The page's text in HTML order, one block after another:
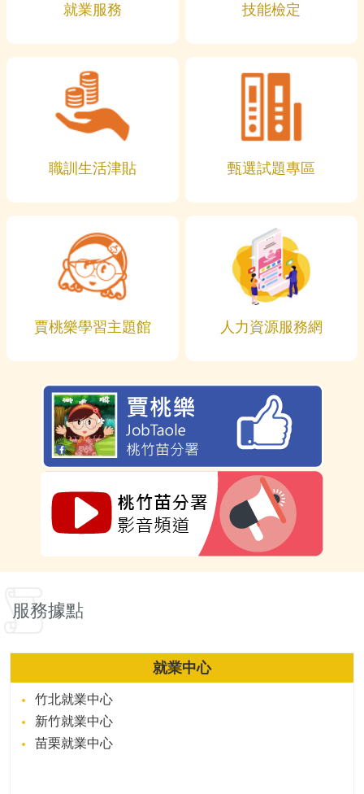
就業服務 技能檢定
職訓生活津貼 甄選試題專區
賈桃樂學習主題館 人力資源服務網
服務據點
就業中心
竹北就業中心
新竹就業中心
苗栗就業中心